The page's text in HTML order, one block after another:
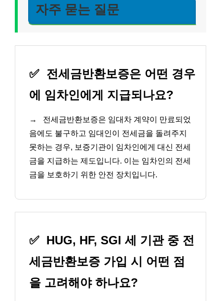
자주 묻는 질문
✅ 전세금반환보증은 어떤 경우
에 임차인에게 지급되나요?
→
전세금반환보증은 임대차 계약이 만료되었
음에도 불구하고 임대인이 전세금을 돌려주지
못하는 경우, 보증기관이 임차인에게 대신 전세
금을 지급하는 제도입니다. 이는 임차인의 전세
금을 보호하기 위한 안전 장치입니다.
✅ HUG, HF, SGI 세 기관 중 전
세금반환보증 가입 시 어떤 점
을 고려해야 하나요?